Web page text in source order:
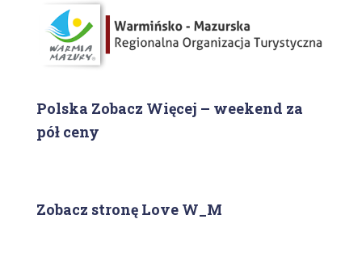
Polska Zobacz Więcej – weekend za
pół ceny
Zobacz stronę Love W_M